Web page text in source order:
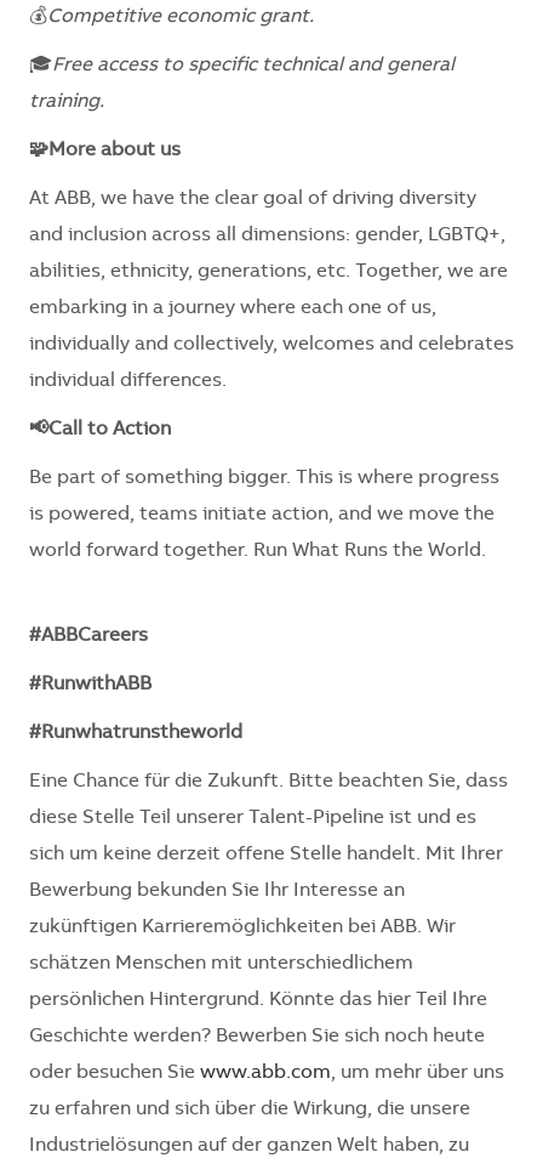
💰Competitive economic grant.
🎓Free access to specific technical and general
training.
🧩More about us
At ABB, we have the clear goal of driving diversity
and inclusion across all dimensions: gender, LGBTQ+,
abilities, ethnicity, generations, etc. Together, we are
embarking in a journey where each one of us,
individually and collectively, welcomes and celebrates
individual differences.
📢Call to Action
Be part of something bigger. This is where progress
is powered, teams initiate action, and we move the
world forward together. Run What Runs the World.
#ABBCareers
#RunwithABB
#Runwhatrunstheworld
Eine Chance für die Zukunft. Bitte beachten Sie, dass
diese Stelle Teil unserer Talent-Pipeline ist und es
sich um keine derzeit offene Stelle handelt. Mit Ihrer
Bewerbung bekunden Sie Ihr Interesse an
zukünftigen Karrieremöglichkeiten bei ABB. Wir
schätzen Menschen mit unterschiedlichem
persönlichen Hintergrund. Könnte das hier Teil Ihre
Geschichte werden? Bewerben Sie sich noch heute
oder besuchen Sie www.abb.com, um mehr über uns
zu erfahren und sich über die Wirkung, die unsere
Industrielösungen auf der ganzen Welt haben, zu